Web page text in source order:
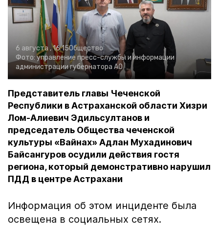
6 августа , 16:15Общество
Фото: управление пресс-службы и информации
администрации губернатора АО
Представитель главы Чеченской
Республики в Астраханской области Хизри
Лом-Алиевич Эдильсултанов и
председатель Общества чеченской
культуры «Вайнах» Адлан Мухадинович
Байсангуров осудили действия гостя
региона, который демонстративно нарушил
ПДД в центре Астрахани
Информация об этом инциденте была
освещена в социальных сетях.